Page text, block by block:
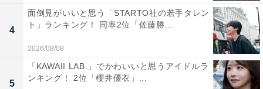
4
面倒見がいいと思う「STARTO社の若手タレン
ト」ランキング！ 同率2位「佐藤勝...
2026/08/08
5
「KAWAII LAB.」でかわいいと思うアイドルラ
ンキング！ 2位「櫻井優衣」...